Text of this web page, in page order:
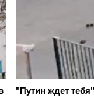
"Путин ждет